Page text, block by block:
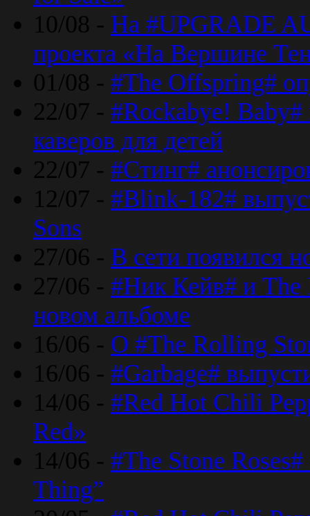
10/08 - На #UPGRADE
проекта «На Вершине
01/08 - #The Offspring#
22/07 - #Rockabye!
каверов для детей
22/07 - #Стинг#
12/07 - #Blink-182#
Sons
27/06 - В сети появился
27/06 - #Ник Кейв# и The
новом альбоме
16/06 - О #The Rolling
16/06 - #Garbage#
14/06 - #Red Hot Chili
Red»
14/06 - #The Stone
Thing”